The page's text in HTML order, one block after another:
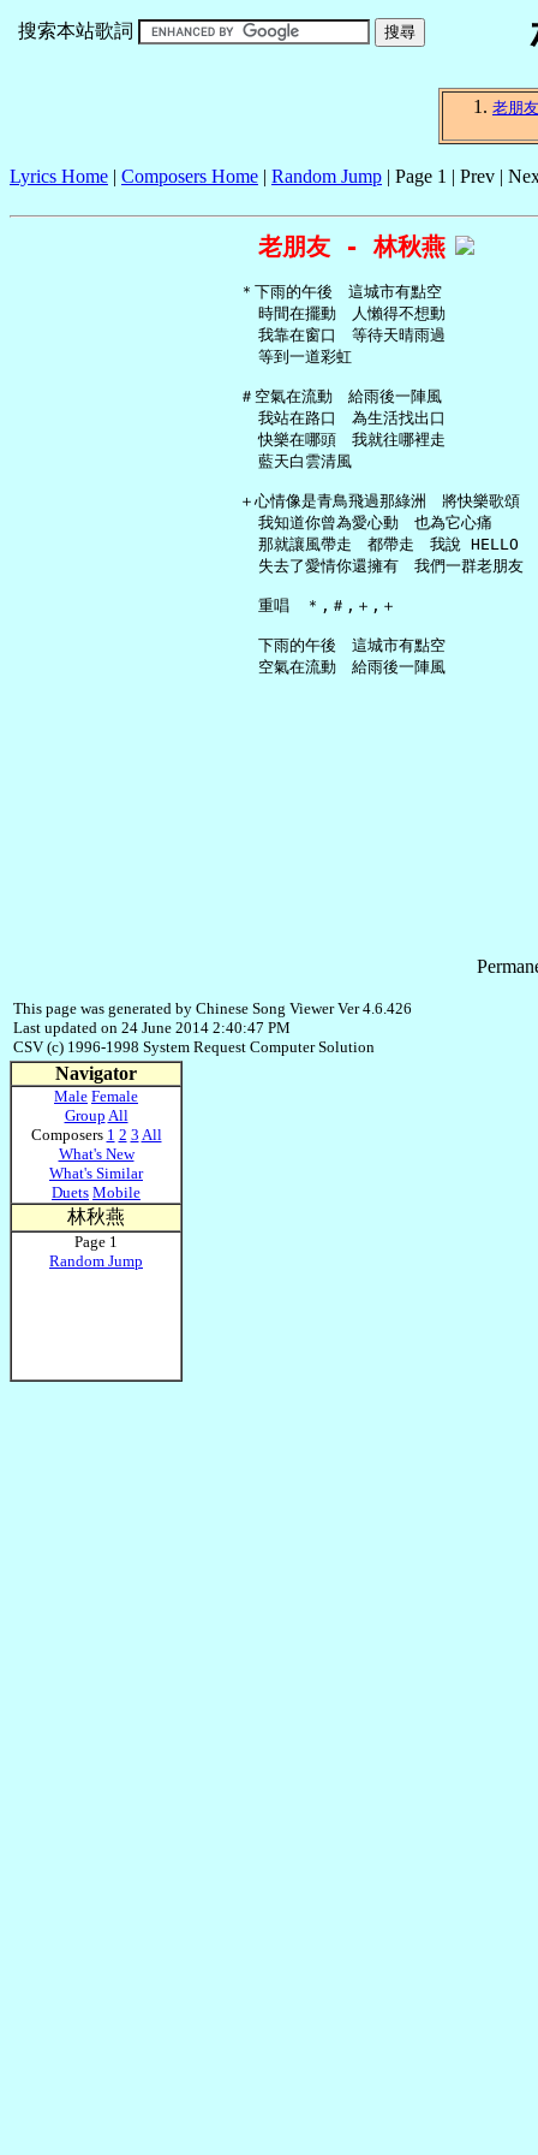
搜索本站歌詞
老朋友
Lyrics Home | Composers Home | Random Jump | Page 1 | Prev |
老朋友 - 林秋燕
   ＊下雨的午後　這城市有點空
     時間在擺動　人懶得不想動
     我靠在窗口　等待天晴雨過
     等到一道彩虹
   ＃空氣在流動　給雨後一陣風
     我站在路口　為生活找出口
     快樂在哪頭　我就往哪裡走
     藍天白雲清風
   ＋心情像是青鳥飛過那綠洲　將快樂歌頌
     我知道你曾為愛心動　也為它心痛
     那就讓風帶走　都帶走　我說 HELLO
     失去了愛情你還擁有　我們一群老朋友
     重唱　＊,＃,＋,＋
     下雨的午後　這城市有點空
This page was generated by Chinese Song Viewer Ver 4.6.426
Last updated on 24 June 2014 2:40:47 PM
CSV (c) 1996-1998 System Request Computer Solution
Navigator
Male Female
Group All
Composers 1 2 3 All
What's New
What's Similar
Duets Mobile
林秋燕
Page 1
Random Jump